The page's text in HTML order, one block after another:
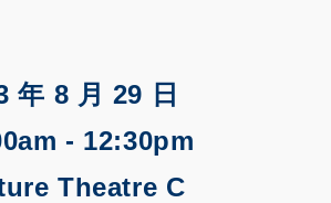
年 8 月 29 日
- 12:30pm
Theatre C